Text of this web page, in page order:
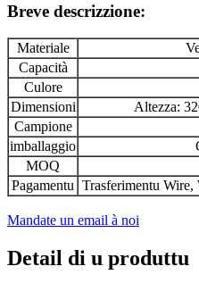
Breve descrizzione:
Materiale
Capacità
Culore
Dimensioni
Altezza:
Campione
imballaggio
MOQ
Pagamentu Trasferimentu
Mandate un email à noi
Detail di u produttu